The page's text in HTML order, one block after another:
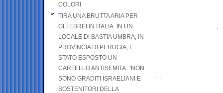
COLORI
TIRA UNA BRUTTA ARIA PER
GLI EBREI IN ITALIA. IN UN
LOCALE DI BASTIA UMBRA, IN
PROVINCIA DI PERUGIA, E’
STATO ESPOSTO UN
CARTELLO ANTISEMITA: “NON
SONO GRADITI ISRAELIANI E
SOSTENITORI DELLA